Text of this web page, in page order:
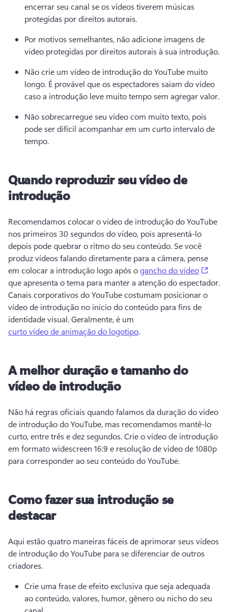
encerrar seu canal se os vídeos tiverem músicas
protegidas por direitos autorais.
Por motivos semelhantes, não adicione imagens de
Não crie um vídeo de introdução do YouTube muito
longo. É provável que os espectadores saiam do vídeo
caso a introdução leve muito tempo sem agregar valor.
Não sobrecarregue seu vídeo com muito texto, pois
pode ser difícil acompanhar em um curto intervalo de
tempo.
Quando reproduzir seu vídeo de
introdução
Recomendamos colocar o vídeo de introdução do YouTube
nos primeiros 30 segundos do vídeo, pois apresentá-lo
depois pode quebrar o ritmo do seu conteúdo. Se você
produz vídeos falando diretamente para a câmera, pense
em colocar a introdução logo após o gancho do vídeo
Canais corporativos do YouTube costumam posicionar o
vídeo de introdução no início do conteúdo para fins de
identidade visual. Geralmente, é um
curto vídeo de animação do logotipo.
A melhor duração e tamanho do
vídeo de introdução
Não há regras oficiais quando falamos da duração do vídeo
de introdução do YouTube, mas recomendamos mantê-lo
curto, entre três e dez segundos. Crie o vídeo de introdução
em formato widescreen 16:9 e resolução de vídeo de 1080p
para corresponder ao seu conteúdo do YouTube.
Como fazer sua introdução se
destacar
Aqui estão quatro maneiras fáceis de aprimorar seus vídeos
de introdução do YouTube para se diferenciar de outros
criadores.
Crie uma frase de efeito exclusiva que seja adequada
ao conteúdo, valores, humor, gênero ou nicho do seu